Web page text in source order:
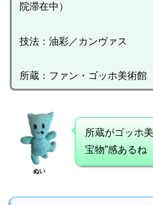
院滞在中）
技法：油彩／カンヴァス
所蔵：ファン・ゴッホ美術館
ぬい
所蔵がゴッホ
宝物”感あるね